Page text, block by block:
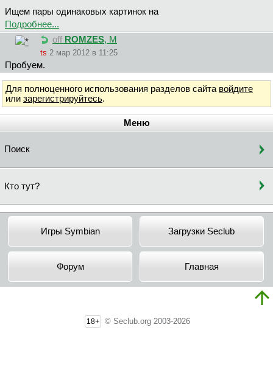
Ищем пары одинаковых картинок на
Подробнее...
off ROMZES, М
ts 2 мар 2012 в 11:25
Пробуем.
Для полноценного использования разделов сайта войдите
или зарегистрируйтесь.
Меню
Поиск
Кто тут?
Игры Symbian Загрузки Seclub
Форум Главная
18+ © Seclub.org 2003-2026